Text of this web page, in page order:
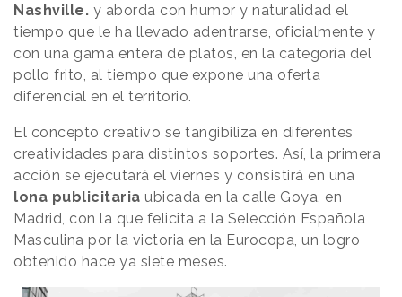
Nashville. y aborda con humor y naturalidad el
tiempo que le ha llevado adentrarse, oficialmente y
con una gama entera de platos, en la categoría del
pollo frito, al tiempo que expone una oferta
diferencial en el territorio.
El concepto creativo se tangibiliza en diferentes
creatividades para distintos soportes. Así, la primera
acción se ejecutará el viernes y consistirá en una
lona publicitaria ubicada en la calle Goya, en
Madrid, con la que felicita a la Selección Española
Masculina por la victoria en la Eurocopa, un logro
obtenido hace ya siete meses.